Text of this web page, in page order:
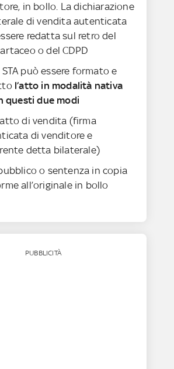
in bollo. La dichiarazione
di vendita autenticata
redatta sul retro del
o del CDPD
STA può essere formato e
l’atto in modalità nativa
questi due modi
di vendita (firma
di venditore e
detta bilaterale)
o sentenza in copia
all’originale in bollo
PUBBLICITÀ